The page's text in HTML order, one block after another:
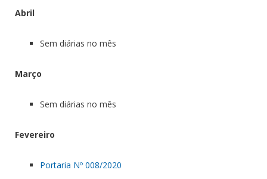
Abril
Sem diárias no mês
Março
Sem diárias no mês
Fevereiro
Portaria Nº 008/2020